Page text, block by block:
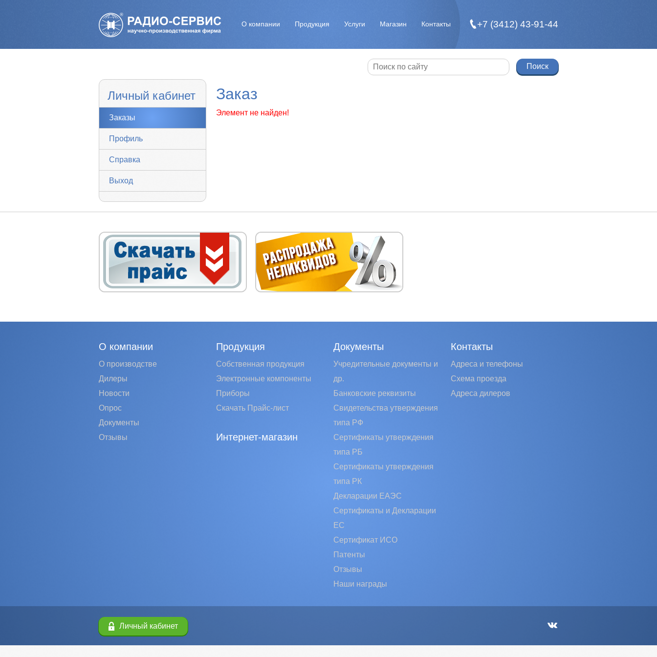
О компании Продукция Услуги Магазин Контакты +7 (3412) 43-91-44
Личный кабинет
Заказы
Профиль
Справка
Выход
Заказ
Элемент не найден!
О компании
О производстве
Дилеры
Новости
Опрос
Документы
Отзывы
Продукция
Собственная продукция
Электронные компоненты
Приборы
Скачать Прайс-лист
Интернет-магазин
Документы
Учредительные документы и
др.
Банковские реквизиты
Свидетельства утверждения
типа РФ
Сертификаты утверждения
типа РБ
Сертификаты утверждения
типа РК
Декларации ЕАЭС
Сертификаты и Декларации
EC
Сертификат ИСО
Патенты
Отзывы
Наши награды
Контакты
Адреса и телефоны
Схема проезда
Адреса дилеров
Личный кабинет